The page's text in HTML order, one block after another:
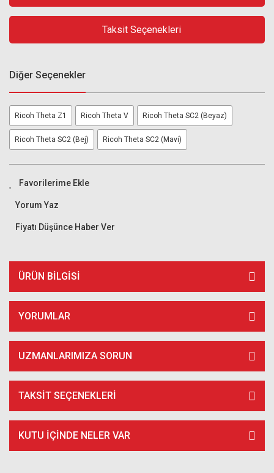
Taksit Seçenekleri
Diğer Seçenekler
Ricoh Theta Z1 Ricoh Theta V Ricoh Theta SC2 (Beyaz)
Ricoh Theta SC2 (Bej) Ricoh Theta SC2 (Mavi)
Yorum Yaz
Fiyatı Düşünce Haber Ver
ÜRÜN BILGISI
YORUMLAR
UZMANLARIMIZA SORUN
TAKSIT SEÇENEKLERI
KUTU İÇİNDE NELER VAR